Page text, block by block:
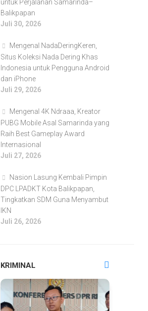
untuk Perjalanan Samarinda–
Balikpapan
Juli 30, 2026
Mengenal NadaDeringKeren,
Situs Koleksi Nada Dering Khas
Indonesia untuk Pengguna Android
dan iPhone
Juli 29, 2026
Mengenal 4K Ndraaa, Kreator
PUBG Mobile Asal Samarinda yang
Raih Best Gameplay Award
Internasional
Juli 27, 2026
Nasion Lasung Kembali Pimpin
DPC LPADKT Kota Balikpapan,
Tingkatkan SDM Guna Menyambut
IKN
Juli 26, 2026
KRIMINAL